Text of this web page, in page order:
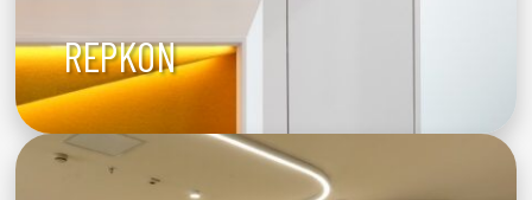
REPKON